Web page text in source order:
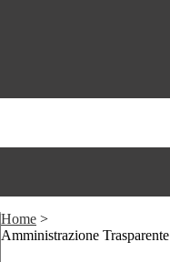
Home >
Amministrazione Trasparente